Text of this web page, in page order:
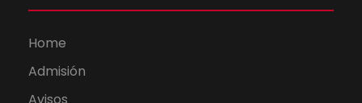
Home
Admisión
Avisos